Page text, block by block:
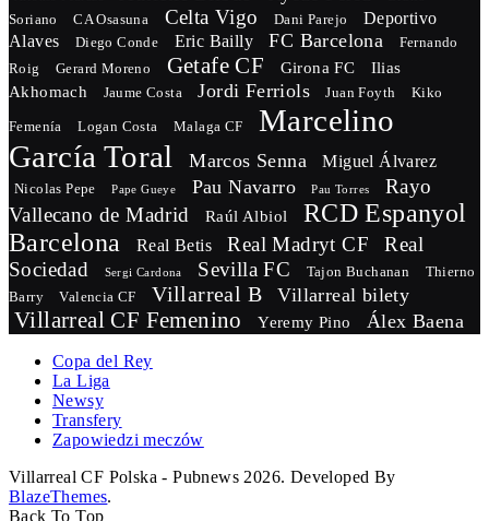
Soriano
CA Osasuna Celta Vigo Dani Parejo
Deportivo
Alaves
Diego Conde Eric Bailly FC Barcelona
Fernando
Roig
Gerard Moreno Getafe CF Girona FC
Ilias
Akhomach
Jaume Costa Jordi Ferriols Juan Foyth Kiko
Femenía Logan Costa Malaga CF
Marcelino
García Toral
Marcos Senna Miguel Álvarez
Nicolas Pepe Pape Gueye Pau Navarro Pau Torres
Rayo
Vallecano de Madrid
Raúl Albiol
RCD Espanyol
Barcelona
Real Betis Real Madryt CF
Real
Sociedad
Sergi Cardona Sevilla FC Tajon Buchanan
Thierno
Barry
Valencia CF Villarreal B Villarreal bilety
Villarreal CF Femenino Yeremy Pino Álex Baena
Copa del Rey
La Liga
Newsy
Transfery
Zapowiedzi meczów
Villarreal CF Polska - Pubnews 2026. Developed By
BlazeThemes.
Back To Top